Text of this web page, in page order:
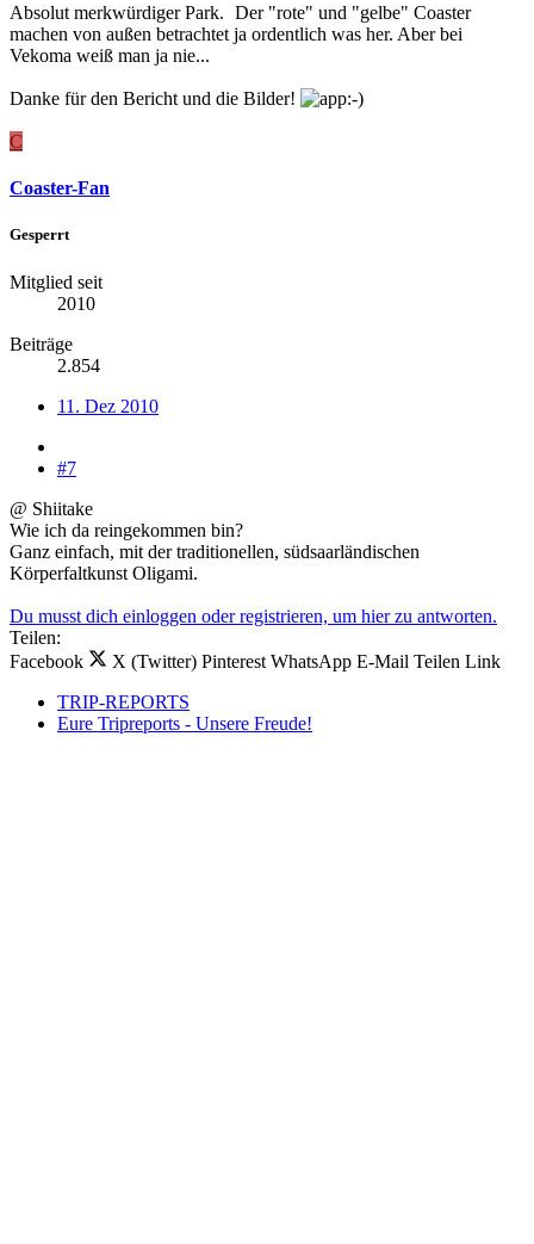
Absolut merkwürdiger Park. Der "rote" und "gelbe" Coaster
machen von außen betrachtet ja ordentlich was her. Aber bei
Vekoma weiß man ja nie...
Danke für den Bericht und die Bilder!
C
Coaster-Fan
Gesperrt
Mitglied seit
2010
Beiträge
2.854
11. Dez 2010
#7
@ Shiitake
Wie ich da reingekommen bin?
Ganz einfach, mit der traditionellen, südsaarländischen
Körperfaltkunst Oligami.
Du musst dich einloggen oder registrieren, um hier zu antworten.
Teilen:
Facebook
X (Twitter) Pinterest WhatsApp E-Mail Teilen Link
TRIP-REPORTS
Eure Tripreports - Unsere Freude!